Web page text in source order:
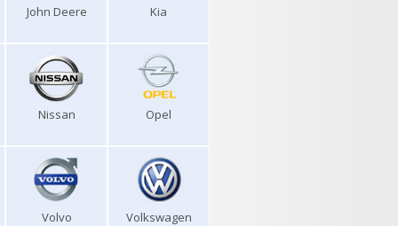
John Deere Kia
Nissan Opel
Volvo Volkswagen